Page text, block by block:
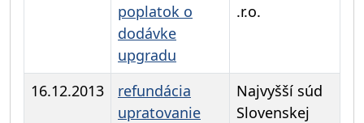
poplatok o
dodávke
upgradu
.r.o.
16.12.2013
refundácia
upratovanie
Najvyšší súd
Slovenskej